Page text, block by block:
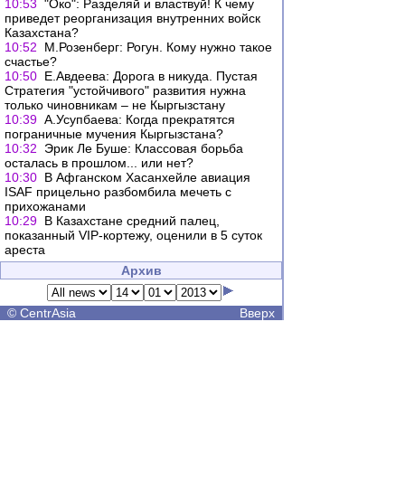
10:53 "Око": Разделяй и властвуй! К чему
приведет реорганизация внутренних войск
Казахстана?
10:52
М.Розенберг: Рогун. Кому нужно такое
счастье?
10:50 Е.Авдеева: Дорога в никуда. Пустая
Стратегия "устойчивого" развития нужна
только чиновникам – не Кыргызстану
10:39 А.Усупбаева: Когда прекратятся
пограничные мучения Кыргызстана?
10:32
Эрик Ле Буше: Классовая борьба
осталась в прошлом... или нет?
10:30 В Афганском Хасанхейле авиация
ISAF прицельно разбомбила мечеть с
прихожанами
10:29 В Казахстане средний палец,
показанный VIP-кортежу, оценили в 5 суток
ареста
Архив
© CentrAsia Вверх